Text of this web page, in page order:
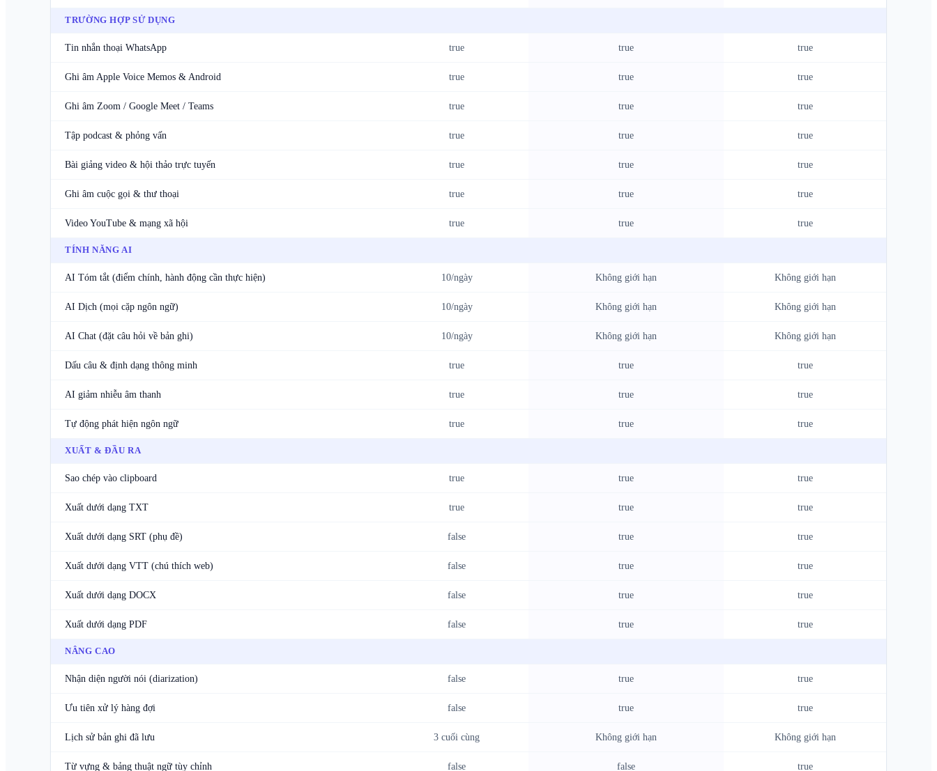
TRƯỜNG HỢP SỬ DỤNG
Tin nhắn thoại WhatsApp true true true
Ghi âm Apple Voice Memos & Android true true true
Ghi âm Zoom / Google Meet / Teams true true true
Tập podcast & phỏng vấn true true true
Bài giảng video & hội thảo trực tuyến true true true
Ghi âm cuộc gọi & thư thoại true true true
Video YouTube & mạng xã hội true true true
TÍNH NĂNG AI
AI Tóm tắt (điểm chính, hành động cần thực hiện) 10/ngày Không giới hạn Không giới hạn
AI Dịch (mọi cặp ngôn ngữ) 10/ngày Không giới hạn Không giới hạn
AI Chat (đặt câu hỏi về bản ghi) 10/ngày Không giới hạn Không giới hạn
Dấu câu & định dạng thông minh true true true
AI giảm nhiễu âm thanh true true true
Tự động phát hiện ngôn ngữ true true true
XUẤT & ĐẦU RA
Sao chép vào clipboard true true true
Xuất dưới dạng TXT true true true
Xuất dưới dạng SRT (phụ đề) false true true
Xuất dưới dạng VTT (chú thích web) false true true
Xuất dưới dạng DOCX false true true
Xuất dưới dạng PDF false true true
NÂNG CAO
Nhận diện người nói (diarization) false true true
Ưu tiên xử lý hàng đợi false true true
Lịch sử bản ghi đã lưu 3 cuối cùng Không giới hạn Không giới hạn
Từ vựng & bảng thuật ngữ tùy chỉnh false false true